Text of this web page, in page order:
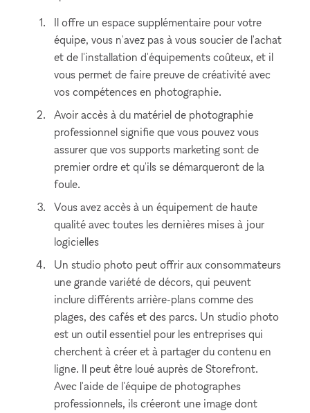
Il offre un espace supplémentaire pour votre
équipe, vous n'avez pas à vous soucier de l'achat
et de l'installation d'équipements coûteux, et il
vous permet de faire preuve de créativité avec
vos compétences en photographie.
Avoir accès à du matériel de photographie
professionnel signifie que vous pouvez vous
assurer que vos supports marketing sont de
premier ordre et qu'ils se démarqueront de la
foule.
Vous avez accès à un équipement de haute
qualité avec toutes les dernières mises à jour
logicielles
Un studio photo peut offrir aux consommateurs
une grande variété de décors, qui peuvent
inclure différents arrière-plans comme des
plages, des cafés et des parcs. Un studio photo
est un outil essentiel pour les entreprises qui
cherchent à créer et à partager du contenu en
ligne. Il peut être loué auprès de Storefront.
Avec l'aide de l'équipe de photographes
professionnels, ils créeront une image dont